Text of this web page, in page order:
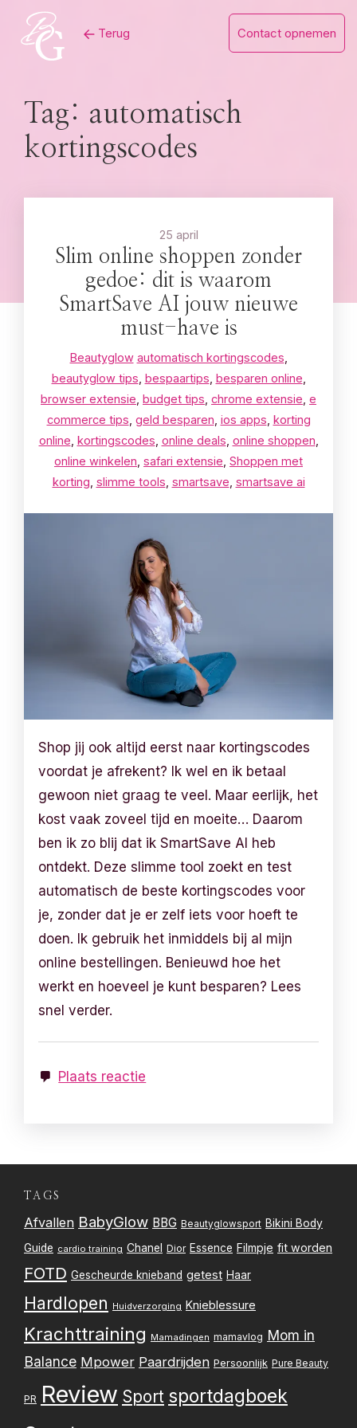
content
Terug Contact opnemen
Tag: automatisch
kortingscodes
25 april
Slim online shoppen zonder
gedoe: dit is waarom
SmartSave AI jouw nieuwe
must-have is
Beautyglow automatisch kortingscodes
beautyglow tips bespaartips besparen online
browser extensie budget tips chrome extensie e
commerce tips geld besparen ios apps korting
online kortingscodes online deals online shoppen
online winkelen safari extensie Shoppen met
korting slimme tools smartsave smartsave ai
Shop jij ook altijd eerst naar kortingscodes
voordat je afrekent? Ik wel en ik betaal
gewoon niet graag te veel. Maar eerlijk, het
kost vaak zoveel tijd en moeite… Daarom
ben ik zo blij dat ik SmartSave AI heb
ontdekt. Deze slimme tool zoekt en test
automatisch de beste kortingscodes voor
je, zonder dat je er zelf iets voor hoeft te
doen. Ik gebruik het inmiddels bij al mijn
online bestellingen. Benieuwd hoe het
werkt en hoeveel je kunt besparen? Lees
snel verder.
Plaats reactie
TAGS
Afvallen BabyGlow BBG Beautyglowsport Bikini Body
Guide cardio training Chanel Dior Essence Filmpje fit worden
FOTD Gescheurde knieband getest Haar
Hardlopen Huidverzorging Knieblessure
Krachttraining Mamadingen mamavlog Mom in
Balance Mpower Paardrijden Persoonlijk Pure Beauty
PR Review Sport sportdagboek